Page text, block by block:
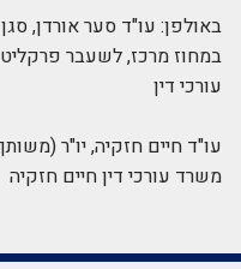
באולפן: עו"ד סער אורדן,
במחוז מרכז, לשעבר
עורכי דין
עו"ד חיים חזקיה, יו"ר
משרד עורכי דין חיים חזקיה